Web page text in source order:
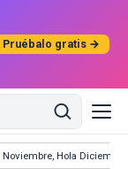
Pruébalo gratis →
Hola Diciembre
de pantalla